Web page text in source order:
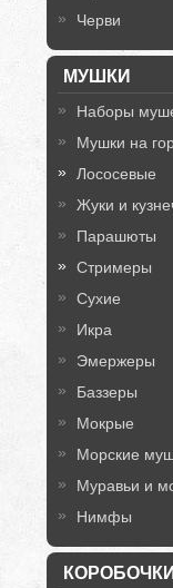
Черви
МУШКИ
Наборы
Мушки на
Лососевые
Жуки и
Парашюты
Стримеры
Сухие
Икра
Эмержеры
Баззеры
Мокрые
Морские
Муравьи и
Нимфы
КОРОБОЧКИ